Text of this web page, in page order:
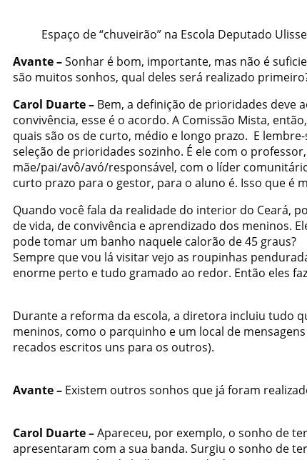
Espaço de “chuveirão” na Escola Deputado
Avante –Sonhar é bom, importante, mas não é
são muitos sonhos, qual deles será realizado
Carol Duarte – Bem, a definição de prioridades deve
convivência, esse é o acordo. A Comissão Mista,
quais são os de curto, médio e longo prazo. E
seleção de prioridades sozinho. É ele com o
mãe/pai/avô/avó/responsável, com o líder
curto prazo para o gestor, para o aluno é. Isso que é
Quando você fala da realidade do interior do Ceará,
de vida, de convivência e aprendizado dos meninos.
pode tomar um banho naquele calorão de 45 graus?
Sempre que vou lá visitar vejo as roupinhas
enorme perto e tudo gramado ao redor. Então eles
Durante a reforma da escola, a diretora incluiu tudo
meninos, como o parquinho e um local de
recados escritos uns para os outros).
Avante – Existem outros sonhos que já foram
Carol Duarte –Apareceu, por exemplo, o sonho de
apresentaram com a sua banda. Surgiu o sonho de